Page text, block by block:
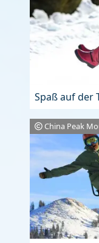
Spaß auf der
China Peak